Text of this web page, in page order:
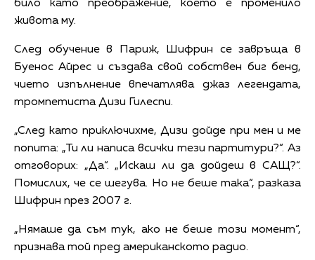
било като преображение, което е променило
живота му.
След обучение в Париж, Шифрин се завръща в
Буенос Айрес и създава свой собствен биг бенд,
чието изпълнение впечатлява джаз легендата,
тромпетиста Дизи Гилеспи.
„След като приключихме, Дизи дойде при мен и ме
попита: „Ти ли написа всички тези партитури?“. Аз
отговорих: „Да“. „Искаш ли да дойдеш в САЩ?“.
Помислих, че се шегува. Но не беше така“, разказа
Шифрин през 2007 г.
„Нямаше да съм тук, ако не беше този момент“,
признава той пред американското радио.